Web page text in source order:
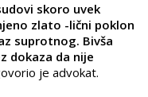
skoro uvek
zlato -lični poklon
suprotnog. Bivša
dokaza da nije
je advokat.